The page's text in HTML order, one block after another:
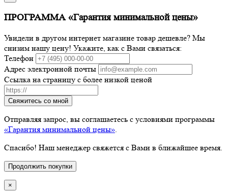
ПРОГРАММА «Гарантия минимальной цены»
Увидели в другом интернет магазине товар дешевле? Мы
снизим нашу цену! Укажите, как с Вами связаться:
Телефон
Адрес электронной почты
Ссылка на страницу с более низкой ценой
Свяжитесь со мной
Отправляя запрос, вы соглашаетесь с условиями программы
«Гарантия минимальной цены»
Спасибо! Наш менеджер свяжется с Вами в ближайшее время.
Продолжить покупки
×